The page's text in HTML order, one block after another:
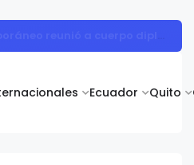
Ecuador Quito